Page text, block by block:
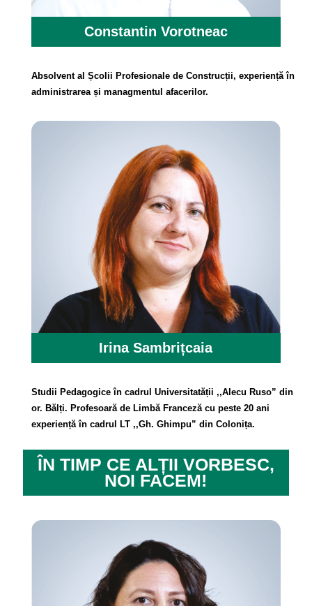
Constantin Vorotneac
Absolvent al Școlii Profesionale de Construcții, experiență în
administrarea și managmentul afacerilor.
Irina Sambrițcaia
Studii Pedagogice în cadrul Universitatății ,,Alecu Ruso” din
or. Bălți. Profesoară de Limbă Franceză cu peste 20 ani
experiență în cadrul LT ,,Gh. Ghimpu” din Colonița.
ÎN TIMP CE ALȚII VORBESC,
NOI FACEM!